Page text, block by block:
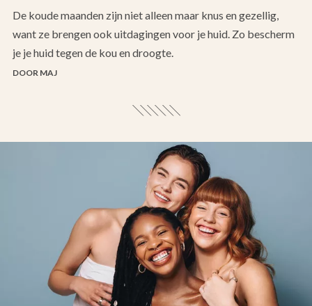
De koude maanden zijn niet alleen maar knus en gezellig,
want ze brengen ook uitdagingen voor je huid. Zo bescherm
je je huid tegen de kou en droogte.
DOOR MAJ